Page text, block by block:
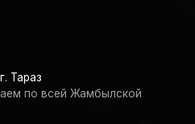
Тараз
по всей Жамбылской